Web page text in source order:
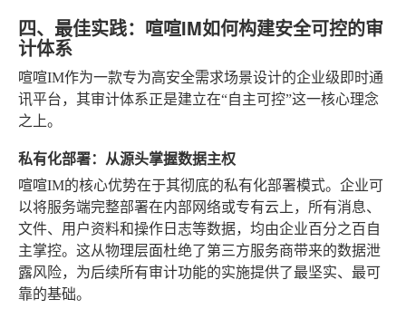
四、最佳实践：喧喧IM如何构建安全可控的审
计体系
喧喧IM作为一款专为高安全需求场景设计的企业级即时通
讯平台，其审计体系正是建立在“自主可控”这一核心理念
之上。
私有化部署：从源头掌握数据主权
喧喧IM的核心优势在于其彻底的私有化部署模式。企业可
以将服务端完整部署在内部网络或专有云上，所有消息、
文件、用户资料和操作日志等数据，均由企业百分之百自
主掌控。这从物理层面杜绝了第三方服务商带来的数据泄
露风险，为后续所有审计功能的实施提供了最坚实、最可
靠的基础。